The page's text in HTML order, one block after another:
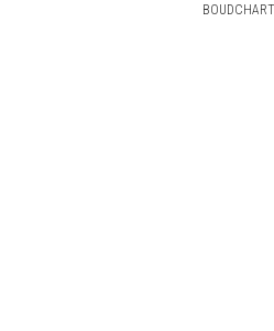
BOUDCHART